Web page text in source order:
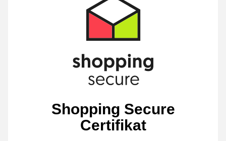
Shopping Secure
Certifikat